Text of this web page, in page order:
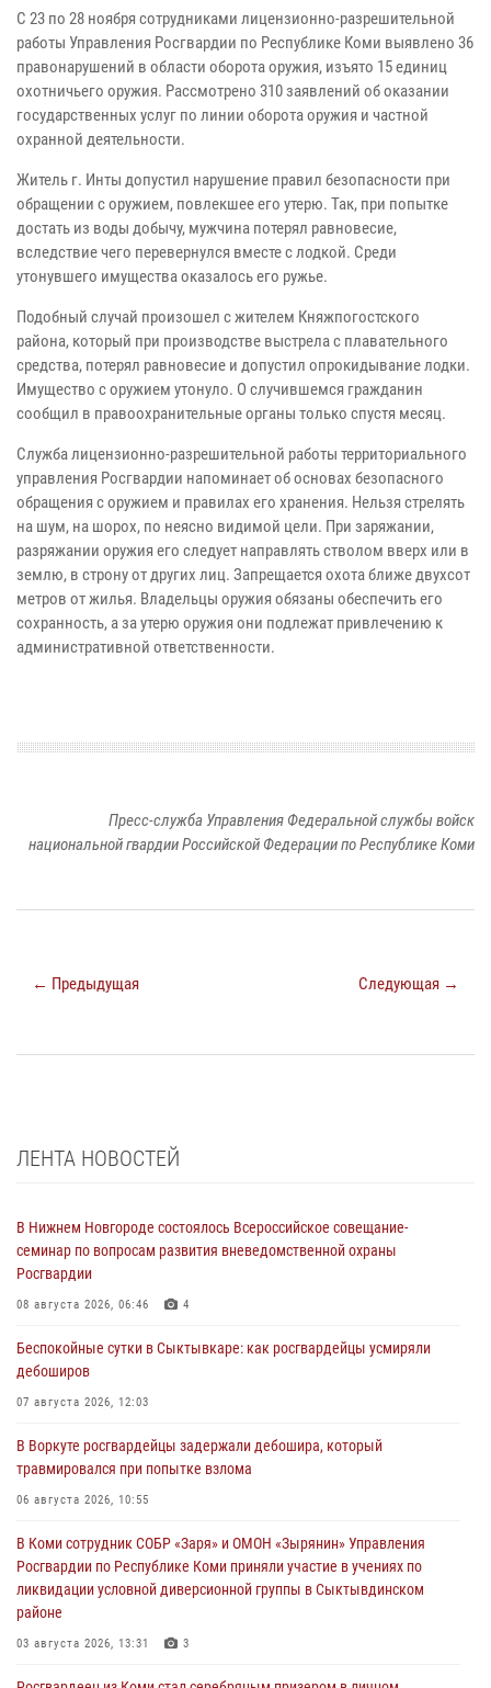
С 23 по 28 ноября сотрудниками лицензионно-разрешительной
работы Управления Росгвардии по Республике Коми выявлено 36
правонарушений в области оборота оружия, изъято 15 единиц
охотничьего оружия. Рассмотрено 310 заявлений об оказании
государственных услуг по линии оборота оружия и частной
охранной деятельности.
Житель г. Инты допустил нарушение правил безопасности при
обращении с оружием, повлекшее его утерю. Так, при попытке
достать из воды добычу, мужчина потерял равновесие,
вследствие чего перевернулся вместе с лодкой. Среди
утонувшего имущества оказалось его ружье.
Подобный случай произошел с жителем Княжпогостского
района, который при производстве выстрела с плавательного
средства, потерял равновесие и допустил опрокидывание лодки.
Имущество с оружием утонуло. О случившемся гражданин
сообщил в правоохранительные органы только спустя месяц.
Служба лицензионно-разрешительной работы территориального
управления Росгвардии напоминает об основах безопасного
обращения с оружием и правилах его хранения. Нельзя стрелять
на шум, на шорох, по неясно видимой цели. При заряжании,
разряжании оружия его следует направлять стволом вверх или в
землю, в строну от других лиц. Запрещается охота ближе двухсот
метров от жилья. Владельцы оружия обязаны обеспечить его
сохранность, а за утерю оружия они подлежат привлечению к
административной ответственности.
Пресс-служба Управления Федеральной службы войск
национальной гвардии Российской Федерации по Республике Коми
← Предыдущая Следующая →
ЛЕНТА НОВОСТЕЙ
В Нижнем Новгороде состоялось Всероссийское совещание-
семинар по вопросам развития вневедомственной охраны
Росгвардии
08 августа 2026, 06:46 4
Беспокойные сутки в Сыктывкаре: как росгвардейцы усмиряли
дебоширов
07 августа 2026, 12:03
В Воркуте росгвардейцы задержали дебошира, который
травмировался при попытке взлома
06 августа 2026, 10:55
В Коми сотрудник СОБР «Заря» и ОМОН «Зырянин» Управления
Росгвардии по Республике Коми приняли участие в учениях по
ликвидации условной диверсионной группы в Сыктывдинском
районе
03 августа 2026, 13:31 3